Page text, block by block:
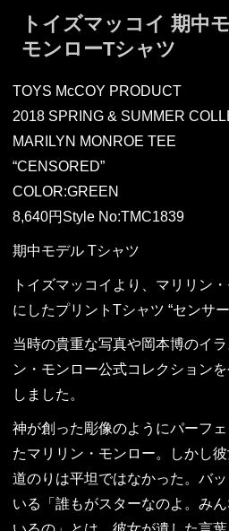
トイズマッコイ 期中
モンローTシャツ
TOYS McCOY PRODUCT
2018 SPRING & SUMMER
MARILYN MONROE TEE
“CENSORED”
COLOR:GREEN
8,640円Style No:TMC1839
期中モデル Tシャツ
トイズマッコイより、マリリン
にしたプリントTシャツ “センサー
当時の貴重な写真や岡本博のイ
ン・モンロー公式コレクション
しました。
神が創った彫像のようにパーフ
たマリリン・モンロー。しかし
道のりは平坦ではなかった。バ
いる「誰もがスターなのよ。み